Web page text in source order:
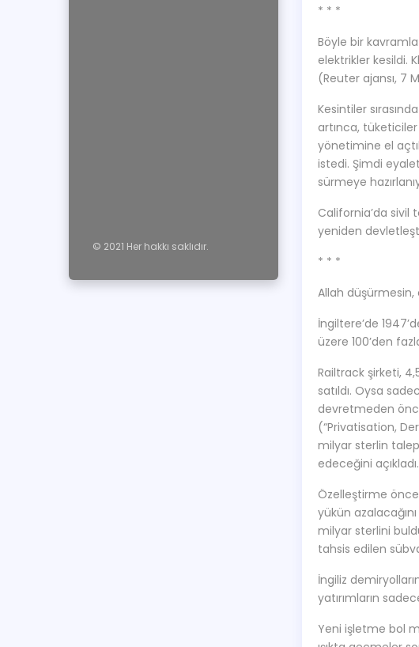
© 2021 Her hakkı saklıdır.
* * *
Böyle bir kavramla
elektrikler kesildi.
(Reuter ajansı, 7
Kesintiler
artınca,
yönetimine el
istedi. Şimdi
sürmeye
California’da sivil
yeniden
* * *
Allah düşürmesin,
İngiltere’de
üzere 100’den
Railtrack şirketi,
satıldı. Oysa
devretmeden
(“Privatisation,
milyar sterlin
edeceğini açıkladı.
Özelleştirme
yükün
milyar sterlini
tahsis edilen
İngiliz
yatırımların
Yeni işletme bol